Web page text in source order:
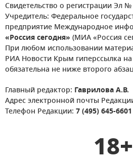
Свидетельство о регистрации Эл
Учредитель: Федеральное
предприятие Международное
«Россия сегодня» (МИА «Россия
При любом использовании
РИА Новости Крым гиперссылка
обязательна не ниже второго
Главный редактор: Гаврилова А.В.
Адрес электронной почты
Телефон Редакции: 7 (495) 645-6601
18+